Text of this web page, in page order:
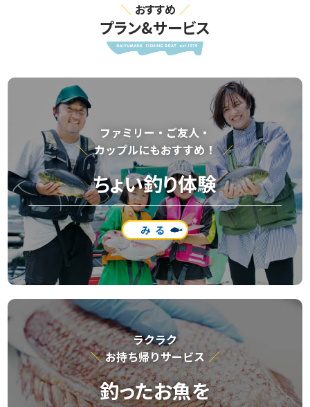
おすすめ
プラン&サービス
ファミリー・ご友⼈・
カップルにもおすすめ！
ちょい釣り体験
みる
ラクラク
お持ち帰りサービス
釣ったお魚を